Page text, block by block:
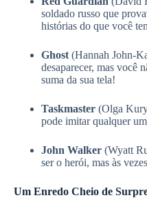
soldado russo que
histórias do que você
Ghost (Hannah John-
desaparecer, mas você
suma da sua tela!
Taskmaster (Olga
pode imitar qualquer
John Walker (Wyatt
ser o herói, mas às
Um Enredo Cheio de